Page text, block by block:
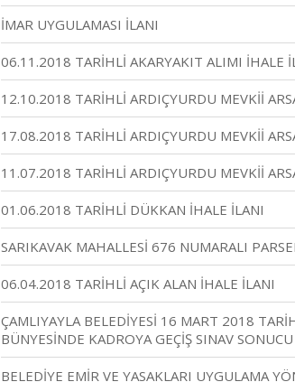
İMAR UYGULAMASI İLANI
06.11.2018 TARİHLİ AKARYAKIT ALIMI İHALE
12.10.2018 TARİHLİ ARDIÇYURDU MEVKİİ
17.08.2018 TARİHLİ ARDIÇYURDU MEVKİİ
11.07.2018 TARİHLİ ARDIÇYURDU MEVKİİ
01.06.2018 TARİHLİ DÜKKAN İHALE İLANI
SARIKAVAK MAHALLESİ 676 NUMARALI
06.04.2018 TARİHLİ AÇIK ALAN İHALE İLANI
ÇAMLIYAYLA BELEDİYESİ 16 MART 2018
BÜNYESİNDE KADROYA GEÇİŞ SINAV SONUCU
BELEDİYE EMİR VE YASAKLARI UYGULAMA